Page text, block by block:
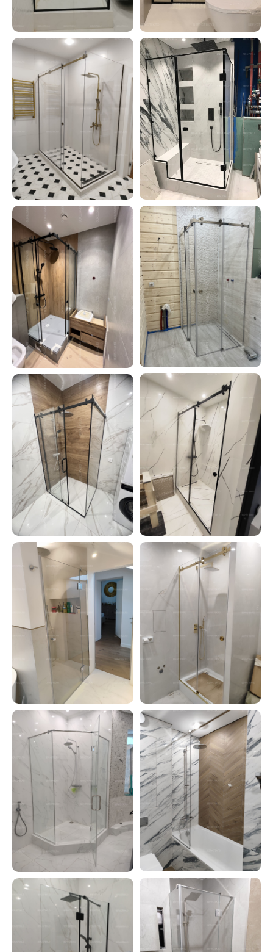
8 (499) 967-84-24
Москва, ул.Кантемировская 58
ОФЕРТА
ПОЛИТИКА ОБРАБОТКИ
ПЕРСОНАЛЬНЫХ ДАННЫХ
info@berusteklo.ru
© 2020-2026 БЕРУСТЕКЛО